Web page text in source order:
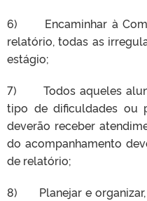
6) Encaminhar à
relatório, todas as
estágio;
7) Todos aqueles
tipo de dificuldades ou
deverão receber
do acompanhamento
de relatório;
8) Planejar e organizar,